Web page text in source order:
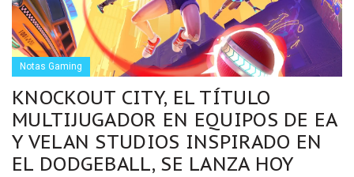
Notas Gaming
KNOCKOUT CITY, EL TÍTULO
MULTIJUGADOR EN EQUIPOS DE EA
Y VELAN STUDIOS INSPIRADO EN
EL DODGEBALL, SE LANZA HOY